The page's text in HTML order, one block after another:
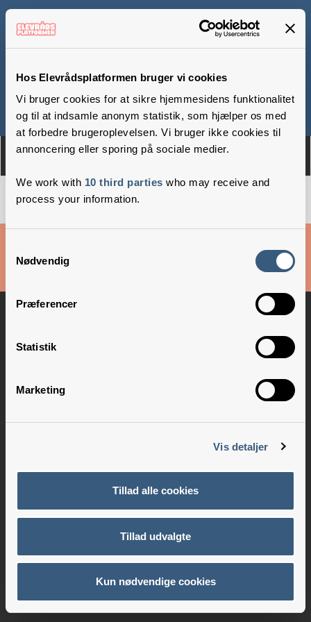
Hos Elevrådsplatformen bruger vi cookies
Vi bruger cookies for at sikre hjemmesidens funktionalitet
og til at indsamle anonym statistik, som hjælper os med
at forbedre brugeroplevelsen. Vi bruger ikke cookies til
annoncering eller sporing på sociale medier.
We work with 10 third parties who may receive and
process your information.
Nødvendig
Præferencer
Statistik
Marketing
Vis detaljer
Tillad alle cookies
Tillad udvalgte
Kun nødvendige cookies
Om Medlemmer